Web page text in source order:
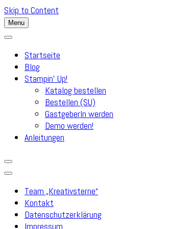
Skip to Content
Menu
Startseite
Blog
Stampin’ Up!
Katalog bestellen
Bestellen (SU)
GastgeberIn werden
Demo werden!
Anleitungen
Team „Kreativsterne“
Kontakt
Datenschutzerklärung
Impressum